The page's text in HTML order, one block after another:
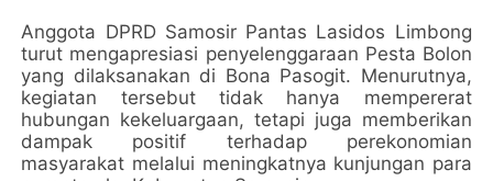
Anggota DPRD Samosir Pantas Lasidos Limbong
turut mengapresiasi penyelenggaraan Pesta Bolon
yang dilaksanakan di Bona Pasogit. Menurutnya,
kegiatan tersebut tidak hanya mempererat
hubungan kekeluargaan, tetapi juga memberikan
dampak positif terhadap perekonomian
masyarakat melalui meningkatnya kunjungan para